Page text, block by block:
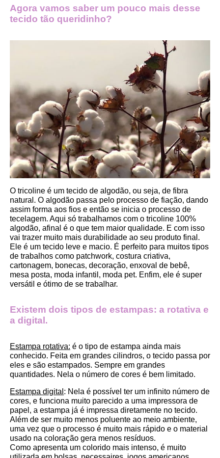
Agora vamos saber um pouco mais desse
tecido tão queridinho?
O tricoline é um tecido de algodão, ou seja, de fibra
natural. O algodão passa pelo processo de fiação, dando
assim forma aos fios e então se inicia o processo de
tecelagem. Aqui só trabalhamos com o tricoline 100%
algodão, afinal é o que tem maior qualidade. E com isso
vai trazer muito mais durabilidade ao seu produto final.
Ele é um tecido leve e macio. É perfeito para muitos tipos
de trabalhos como patchwork, costura criativa,
cartonagem, bonecas, decoração, enxoval de bebê,
mesa posta, moda infantil, moda pet. Enfim, ele é super
versátil e ótimo de se trabalhar.
Existem dois tipos de estampas: a rotativa e
a digital.
Estampa rotativa: é o tipo de estampa ainda mais
conhecido. Feita em grandes cilindros, o tecido passa por
eles e são estampados. Sempre em grandes
quantidades. Nela o número de cores é bem limitado.
Estampa digital : Nela é possível ter um infinito número de
cores, e funciona muito parecido a uma impressora de
papel, a estampa já é impressa diretamente no tecido.
Além de ser muito menos poluente ao meio ambiente,
uma vez que o processo é muito mais rápido e o material
usado na coloração gera menos resíduos.
Como apresenta um colorido mais intenso, é muito